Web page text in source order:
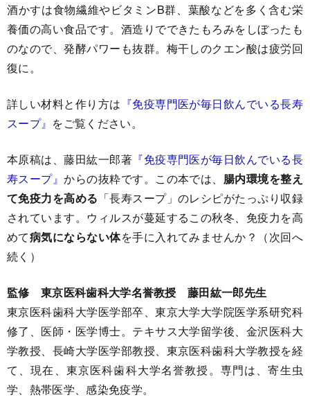
酒かすは食物繊維やビタミンB群、葉酸などを多く含む栄
養価の高い食品です。酒造りでできたもろみをしぼったも
のなので、発酵パワーも抜群。梅干しのクエン酸は疲労回
復に。
詳しい材料と作り方は 『免疫専門医が毎日飲んでいる長寿
スープ』 をご覧ください。
本原稿は、藤田紘一郎著 『免疫専門医が毎日飲んでいる長
寿スープ』からの抜粋です。この本では、 腸内環境を整え
て免疫力を高める 「長寿スープ」のレシピがたっぷり収録
されています。ウィルスが蔓延するこの秋冬、免疫力を高
めて病気にならない体を手に入れてみませんか？（次回へ
続く）
監修 東京医科歯科大学名誉教授 藤田紘一郎先生
東京医科歯科大学医学部卒、東京大学大学院医学系研究科
修了、医師・医学博士。テキサス大学留学後、金沢医科大
学教授、長崎大学医学部教授、東京医科歯科大学教授を経
て、現在、東京医科歯科大学名誉教授。専門は、寄生虫
学、熱帯医学、感染免疫学。